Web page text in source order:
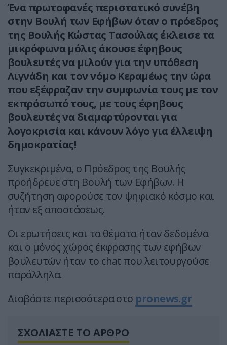
Ένα πρωτοφανές περιστατικό συνέβη
στην Βουλή των Εφήβων όταν ο πρόεδρος
της Βουλής Κώστας Τασούλας έκλεισε τα
μικρόφωνα μόλις άκουσε έφηβους
βουλευτές να μιλούν για την υπόθεση
Λιγνάδη και τον νόμο Κεραμέως την ώρα
που εξέφραζαν την συμφωνία τους με τον
εκπρόσωπό τους, με τους έφηβους
βουλευτές να διαμαρτύρονται για
λογοκρισία και κάνουν λόγο για έλλειψη
δημοκρατίας!
Συγκεκριμένα, ο Πρόεδρος της Βουλής
προήδρευε στη Βουλή των Εφήβων. Η
συζήτηση αφορούσε τον ψηφιακό κόσμο και
ήταν εξ αποστάσεως.
Οι ερωτήσεις και τα θέματα ήταν δεδομένα
και ο μόνος χώρος έκφρασης των εφήβων
βουλευτών ήταν το chat που λειτουργούσε
παράλληλα.
Διαβάστε περισσότερα στο pronews.gr
ΣΧΟΛΙΑΣΤΕ ΤΟ ΑΡΘΡΟ